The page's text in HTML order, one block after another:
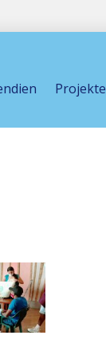
Projekte